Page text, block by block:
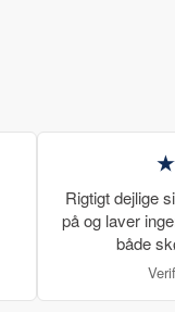
Rigtigt dejlige
på og laver
både